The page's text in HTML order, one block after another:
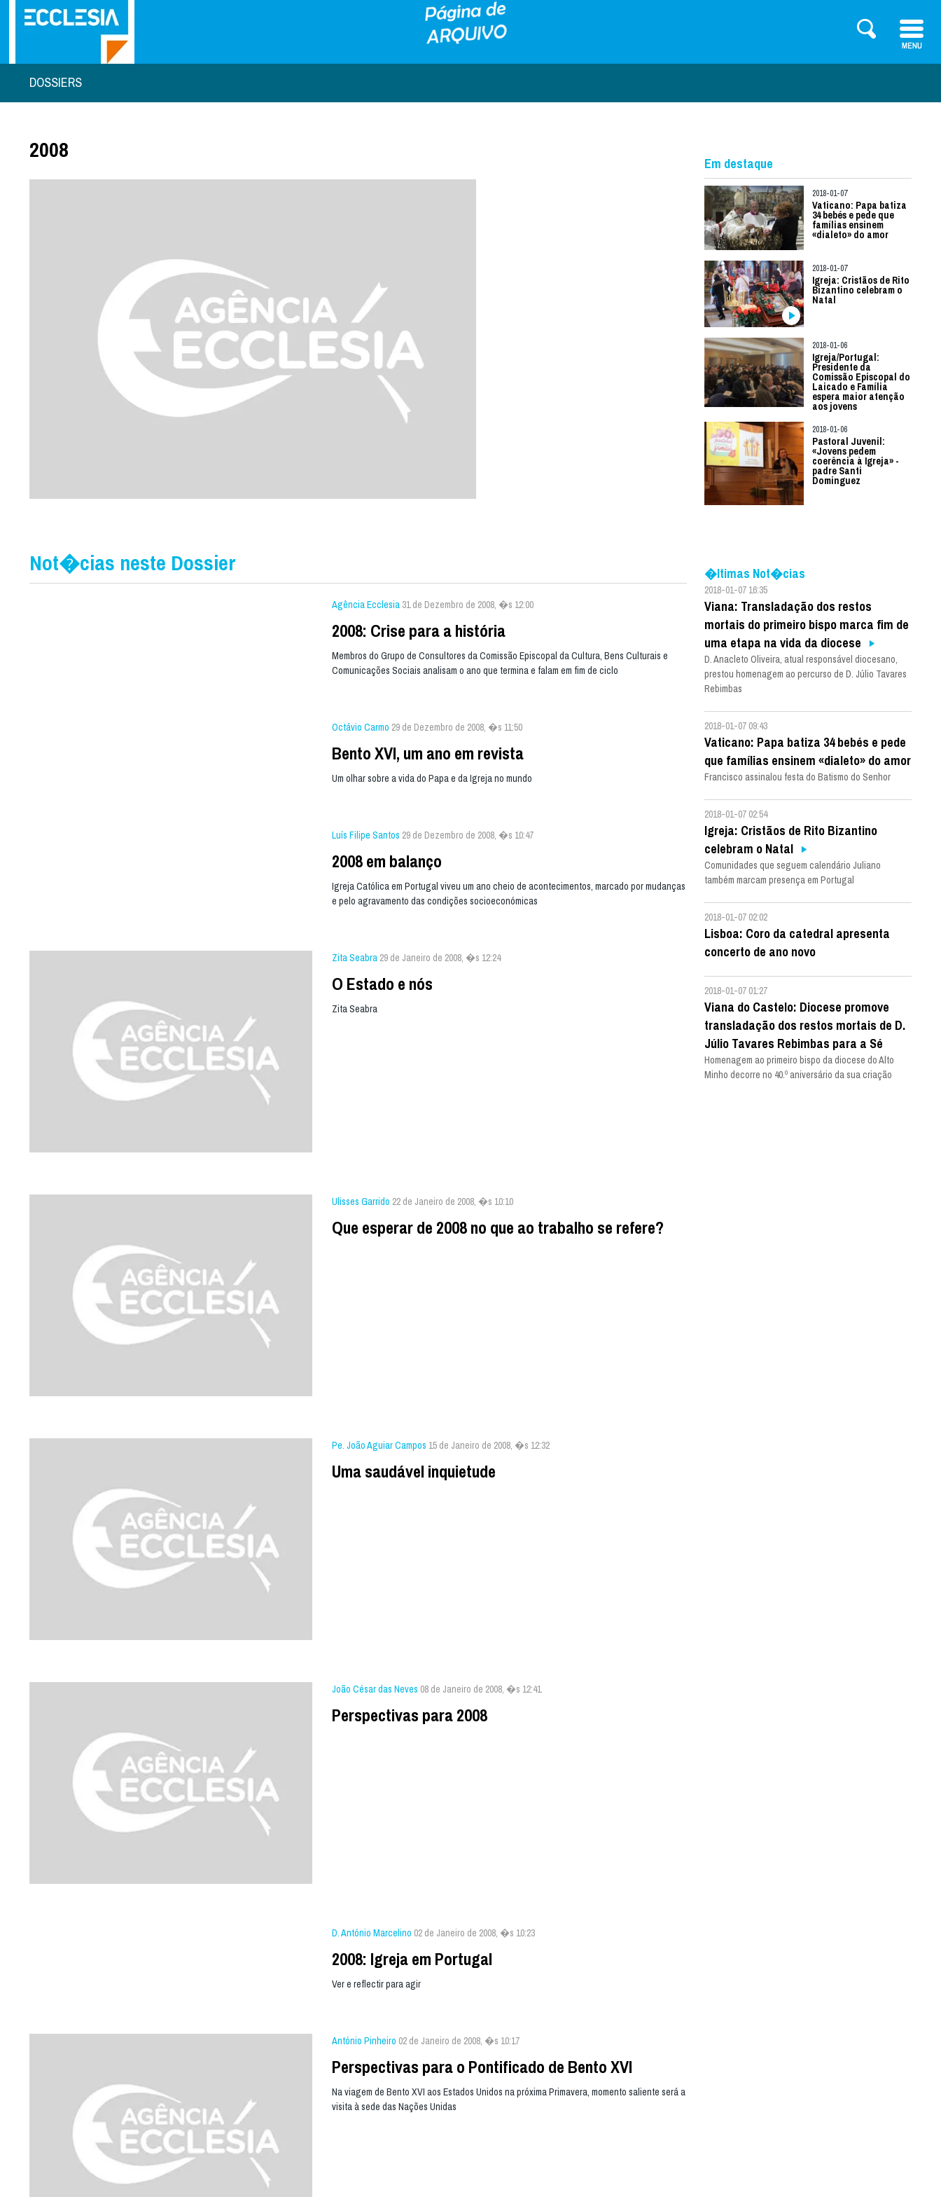
DOSSIERS
2008
Em destaque
2018-01-07
Vaticano: Papa batiza
34 bebés e pede que
famílias ensinem
«dialeto» do amor
2018-01-07
Igreja: Cristãos de Rito
Bizantino celebram o
Natal
2018-01-06
Igreja/Portugal:
Presidente da
Comissão Episcopal do
Laicado e Família
espera maior atenção
aos jovens
2018-01-06
Pastoral Juvenil:
«Jovens pedem
coerência à Igreja» -
padre Santi
Dominguez
Not�cias neste Dossier
Agência Ecclesia 31 de Dezembro de 2008, �s 12:00
2008: Crise para a história
Membros do Grupo de Consultores da Comissão Episcopal da Cultura, Bens Culturais e
Comunicações Sociais analisam o ano que termina e falam em fim de ciclo
Octávio Carmo 29 de Dezembro de 2008, �s 11:50
Bento XVI, um ano em revista
Um olhar sobre a vida do Papa e da Igreja no mundo
Luís Filipe Santos 29 de Dezembro de 2008, �s 10:47
2008 em balanço
Igreja Católica em Portugal viveu um ano cheio de acontecimentos, marcado por mudanças
e pelo agravamento das condições socioeconómicas
Zita Seabra 29 de Janeiro de 2008, �s 12:24
O Estado e nós
Zita Seabra
Ulisses Garrido 22 de Janeiro de 2008, �s 10:10
Que esperar de 2008 no que ao trabalho se refere?
Pe. João Aguiar Campos 15 de Janeiro de 2008, �s 12:32
Uma saudável inquietude
João César das Neves 08 de Janeiro de 2008, �s 12:41
Perspectivas para 2008
D. António Marcelino 02 de Janeiro de 2008, �s 10:23
2008: Igreja em Portugal
Ver e reflectir para agir
António Pinheiro 02 de Janeiro de 2008, �s 10:17
Perspectivas para o Pontificado de Bento XVI
Na viagem de Bento XVI aos Estados Unidos na próxima Primavera, momento saliente será a
visita à sede das Nações Unidas
�ltimas Not�cias
2018-01-07 16:35
Viana: Transladação dos restos
mortais do primeiro bispo marca fim de
uma etapa na vida da diocese
D. Anacleto Oliveira, atual responsável diocesano,
prestou homenagem ao percurso de D. Júlio Tavares
Rebimbas
2018-01-07 09:43
Vaticano: Papa batiza 34 bebés e pede
que famílias ensinem «dialeto» do amor
Francisco assinalou festa do Batismo do Senhor
2018-01-07 02:54
Igreja: Cristãos de Rito Bizantino
celebram o Natal
Comunidades que seguem calendário Juliano
também marcam presença em Portugal
2018-01-07 02:02
Lisboa: Coro da catedral apresenta
concerto de ano novo
2018-01-07 01:27
Viana do Castelo: Diocese promove
transladação dos restos mortais de D.
Júlio Tavares Rebimbas para a Sé
Homenagem ao primeiro bispo da diocese do Alto
Minho decorre no 40.º aniversário da sua criação